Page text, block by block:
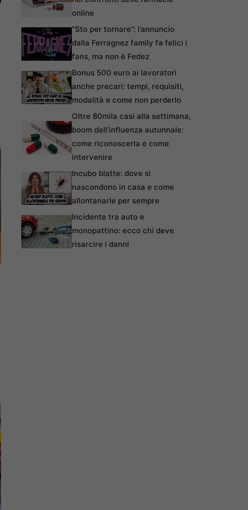
online
“Sto per tornare”: l’annuncio
dalla Ferragnez family fa felici i
fans, ma non è Fedez
Bonus 500 euro ai lavoratori
anche precari: tempi, requisiti,
modalità e come non perderlo
Oltre 80mila casi alla settimana,
boom dell’influenza autunnale:
come riconoscerla e come
intervenire
Incubo blatte: dove si
nascondono in casa e come
allontanarle per sempre
Incidente tra auto e
monopattino: ecco chi deve
risarcire i danni